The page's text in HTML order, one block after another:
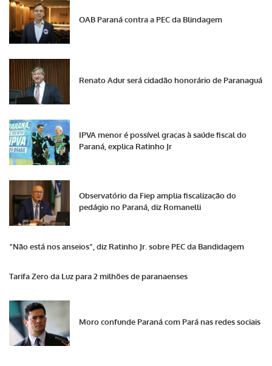
OAB Paraná contra a PEC da Blindagem
Renato Adur será cidadão honorário de Paranaguá
IPVA menor é possível graças à saúde fiscal do
Paraná, explica Ratinho Jr
Observatório da Fiep amplia fiscalização do
pedágio no Paraná, diz Romanelli
“Não está nos anseios”, diz Ratinho Jr. sobre PEC da Bandidagem
Tarifa Zero da Luz para 2 milhões de paranaenses
Moro confunde Paraná com Pará nas redes sociais